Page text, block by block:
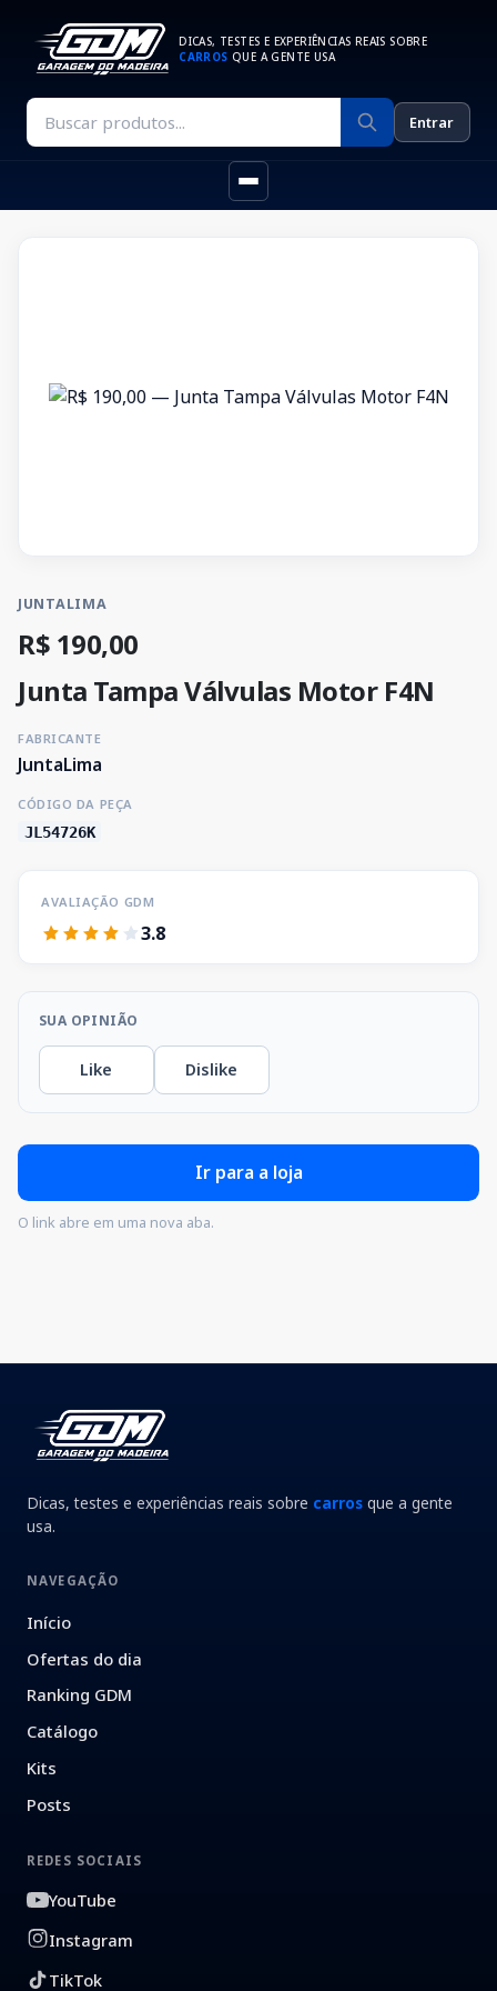
DICAS, TESTES E EXPERIÊNCIAS REAIS SOBRE
CARROS QUE A GENTE USA
Entrar
JUNTALIMA
R$ 190,00
Junta Tampa Válvulas Motor F4N
FABRICANTE
JuntaLima
CÓDIGO DA PEÇA
JL54726K
AVALIAÇÃO GDM
3.8
SUA OPINIÃO
Like Dislike
Ir para a loja
O link abre em uma nova aba.
Dicas, testes e experiências reais sobre carros que a gente
usa.
NAVEGAÇÃO
Início
Ofertas do dia
Ranking GDM
Catálogo
Kits
Posts
REDES SOCIAIS
YouTube
Instagram
TikTok